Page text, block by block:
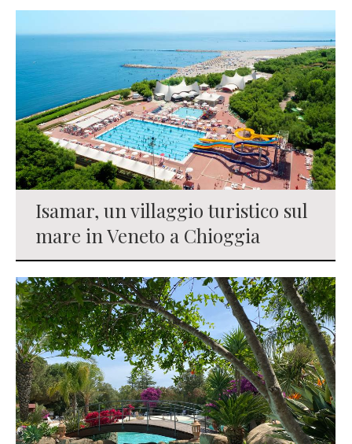
Isamar, un villaggio turistico sul
mare in Veneto a Chioggia